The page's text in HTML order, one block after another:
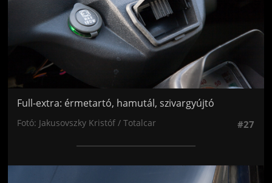
Full-extra: érmetartó, hamutál, szivargyújtó
Fotó: Jakusovszky Kristóf / Totalcar #27